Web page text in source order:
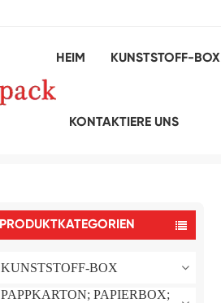
HEIM KUNSTSTOFF-BOX
KONTAKTIERE UNS
PRODUKTKATEGORIEN
KUNSTSTOFF-BOX
PAPPKARTON; PAPIERBOX;